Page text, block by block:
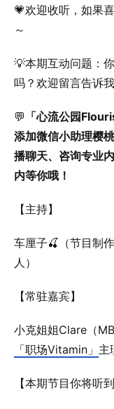
💗欢迎收听，如果
～
💡本期互动问题：
吗？欢迎留言告诉
💬 「心流公园
添加微信小助理樱
播聊天、咨询专业
内等你哦！
【主持】
车厘子🍒（节目制
人）
【常驻嘉宾】
小克姐姐Clare（
「职场Vitamin」 主
【本期节目你将听到